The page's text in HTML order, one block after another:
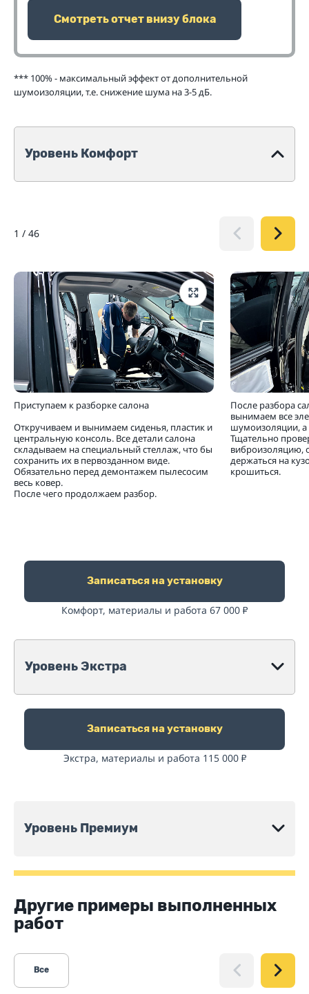
Смотреть отчет внизу блока
*** 100% - максимальный эффект от дополнительной
шумоизоляции, т.е. снижение шума на 3-5 дБ.
Уровень Комфорт
1 / 46
Приступаем к разборке салона
Откручиваем и вынимаем сиденья, пластик и
центральную консоль. Все детали салона
складываем на специальный стеллаж, что бы
сохранить их в первозданном виде.
Обязательно перед демонтажем пылесосим
весь ковер.
После чего продолжаем разбор.
После разбора
вынимаем все
шумоизоляции, а
Тщательно
виброизоляцию,
держаться на
крошиться.
Записаться на установку
Комфорт, материалы и работа 67 000 ₽
Уровень Экстра
Записаться на установку
Экстра, материалы и работа 115 000 ₽
Уровень Премиум
Другие примеры выполненных
работ
Все